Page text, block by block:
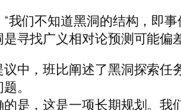
我们不知道黑洞的结构，即
寻找广义相对论预测可能偏
中，班比阐述了黑洞探索
。
是，这是一项长期规划。我